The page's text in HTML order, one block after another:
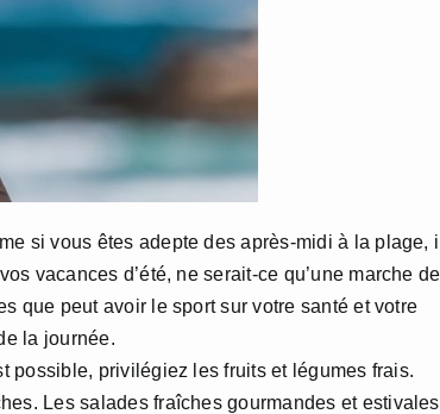
si vous êtes adepte des après-midi à la plage,
vacances d’été, ne serait-ce qu’une marche de
que peut avoir le sport sur votre santé et votre
la journée.
possible, privilégiez les fruits et légumes frais.
Les salades fraîches gourmandes et estivales